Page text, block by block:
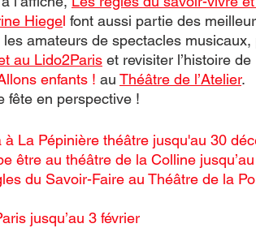
Hiegel font aussi partie des
amateurs de spectacles
au Lido2Paris et revisiter l’histoire de
enfants ! au Théâtre de l’Atelier.
fête en perspective !
La Pépinière théâtre jusqu'au 30
être au théâtre de la Colline
du Savoir-Faire au Théâtre de la
jusqu’au 3 février